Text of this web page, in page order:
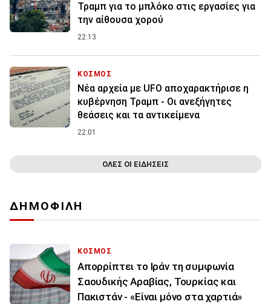
Τραμπ για το μπλόκο στις εργασίες για
την αίθουσα χορού
22:13
ΚΟΣΜΟΣ
Νέα αρχεία με UFO αποχαρακτήρισε η
κυβέρνηση Τραμπ - Οι ανεξήγητες
θεάσεις και τα αντικείμενα
22:01
ΟΛΕΣ ΟΙ ΕΙΔΗΣΕΙΣ
ΔΗΜΟΦΙΛΗ
ΚΟΣΜΟΣ
Απορρίπτει το Ιράν τη συμφωνία
Σαουδικής Αραβίας, Τουρκίας και
Πακιστάν - «Είναι μόνο στα χαρτιά»